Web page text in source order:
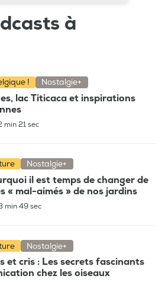
à
! Nostalgie+
lac Titicaca et inspirations
min 21 sec
Nostalgie+
il est temps de changer de
« mal-aimés » de nos jardins
min 49 sec
Nostalgie+
et cris : Les secrets fascinants
chez les oiseaux